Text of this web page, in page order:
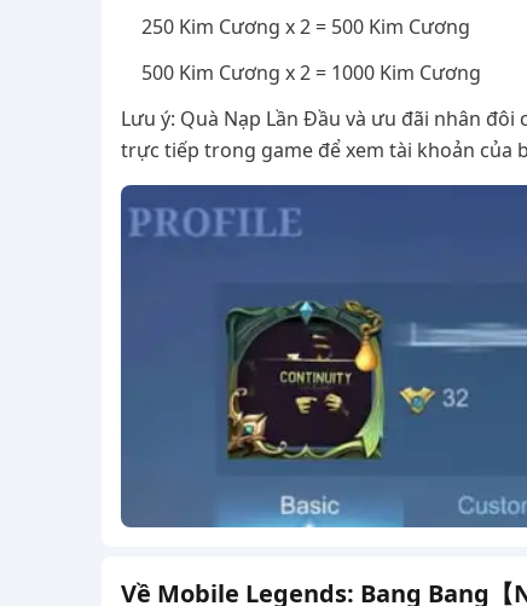
250 Kim Cương x 2 = 500 Kim Cương
500 Kim Cương x 2 = 1000 Kim Cương
Lưu ý: Quà Nạp Lần Đầu và ưu đãi nhân
trực tiếp trong game để xem tài khoản của
Về Mobile Legends: Bang Bang【